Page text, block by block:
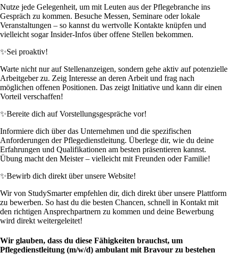
Nutze jede Gelegenheit, um mit Leuten aus der Pflegebranche ins
Gespräch zu kommen. Besuche Messen, Seminare oder lokale
Veranstaltungen – so kannst du wertvolle Kontakte knüpfen und
vielleicht sogar Insider-Infos über offene Stellen bekommen.
✨Sei proaktiv!
Warte nicht nur auf Stellenanzeigen, sondern gehe aktiv auf potenzielle
Arbeitgeber zu. Zeig Interesse an deren Arbeit und frag nach
möglichen offenen Positionen. Das zeigt Initiative und kann dir einen
Vorteil verschaffen!
✨Bereite dich auf Vorstellungsgespräche vor!
Informiere dich über das Unternehmen und die spezifischen
Anforderungen der Pflegedienstleitung. Überlege dir, wie du deine
Erfahrungen und Qualifikationen am besten präsentieren kannst.
Übung macht den Meister – vielleicht mit Freunden oder Familie!
✨Bewirb dich direkt über unsere Website!
Wir von StudySmarter empfehlen dir, dich direkt über unsere Plattform
zu bewerben. So hast du die besten Chancen, schnell in Kontakt mit
den richtigen Ansprechpartnern zu kommen und deine Bewerbung
wird direkt weitergeleitet!
Wir glauben, dass du diese Fähigkeiten brauchst, um
Pflegedienstleitung (m/w/d) ambulant mit Bravour zu bestehen